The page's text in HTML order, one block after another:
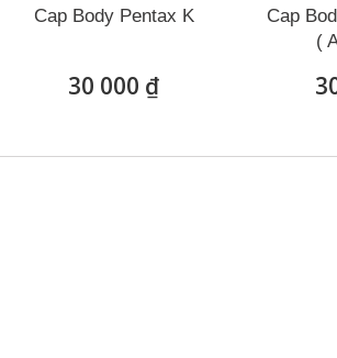
Cap Body Pentax K
30 000 ₫
Cap
(